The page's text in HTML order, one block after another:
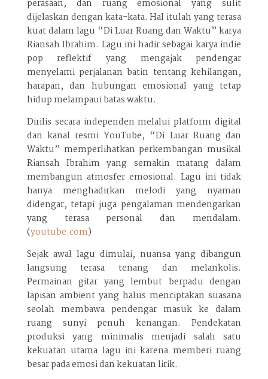
perasaan, dan ruang emosional yang sulit
dijelaskan dengan kata-kata. Hal itulah yang terasa
kuat dalam lagu “Di Luar Ruang dan Waktu” karya
Riansah Ibrahim. Lagu ini hadir sebagai karya indie
pop reflektif yang mengajak pendengar
menyelami perjalanan batin tentang kehilangan,
harapan, dan hubungan emosional yang tetap
hidup melampaui batas waktu.
Dirilis secara independen melalui platform digital
dan kanal resmi YouTube, “Di Luar Ruang dan
Waktu” memperlihatkan perkembangan musikal
Riansah Ibrahim yang semakin matang dalam
membangun atmosfer emosional. Lagu ini tidak
hanya menghadirkan melodi yang nyaman
didengar, tetapi juga pengalaman mendengarkan
yang terasa personal dan mendalam.
(youtube.com)
Sejak awal lagu dimulai, nuansa yang dibangun
langsung terasa tenang dan melankolis.
Permainan gitar yang lembut berpadu dengan
lapisan ambient yang halus menciptakan suasana
seolah membawa pendengar masuk ke dalam
ruang sunyi penuh kenangan. Pendekatan
produksi yang minimalis menjadi salah satu
kekuatan utama lagu ini karena memberi ruang
besar pada emosi dan kekuatan lirik.